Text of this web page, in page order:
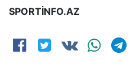
SPORTİNFO.AZ